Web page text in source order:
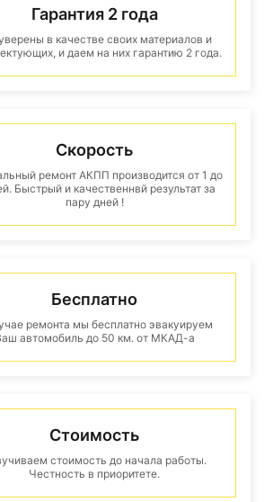
Гарантия 2 года
в качестве своих материалов и
и даем на них гарантию 2 года.
Скорость
ремонт АКПП производится от 1 до
Быстрый и качественнвй результат за
пару дней !
Бесплатно
ремонта мы бесплатно эвакуируем
автомобиль до 50 км. от МКАД-а
Стоимость
стоимость до начала работы.
Честность в приоритете.